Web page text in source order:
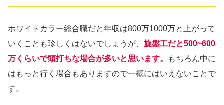
ホワイトカラー総合職だと年収は800万1000万と上がって
いくことも珍しくはないでしょうが、 旋盤工だと500~600
万くらいで頭打ちな場合が多いと思います。
もちろん中に
はもっと行く場合もありますので一概にはいえないことで
す。